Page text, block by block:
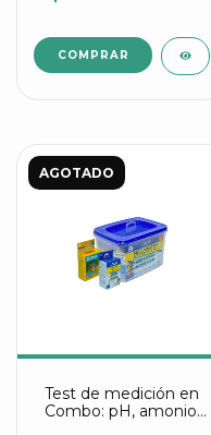
AGOTADO
Test de medición en
Combo: pH, amonio,